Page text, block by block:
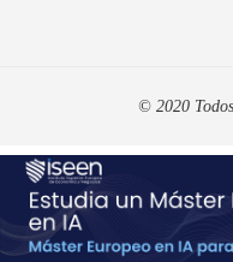
© 2020 Todos